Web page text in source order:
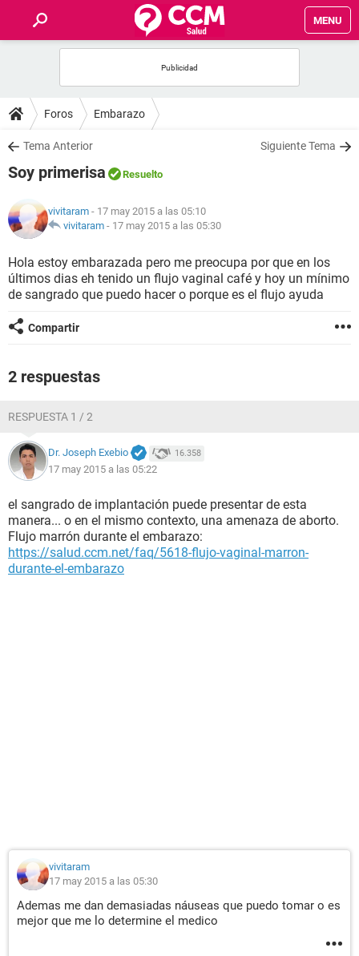
MENU
FOROS
SALUD
FAMILIA
NUTRICIÓN
BIENESTAR
Foros Embarazo
Tema Anterior Siguiente Tema
Soy primerisa Resuelto
vivitaram - 17 may 2015 a las 05:10
vivitaram - 17 may 2015 a las 05:30
Hola estoy embarazada pero me preocupa por que en los
últimos dias eh tenido un flujo vaginal café y hoy un mínimo
de sangrado que puedo hacer o porque es el flujo ayuda
Compartir
2 respuestas
RESPUESTA 1 / 2
Dr. Joseph Exebio 16.358
17 may 2015 a las 05:22
el sangrado de implantación puede presentar de esta
manera... o en el mismo contexto, una amenaza de aborto.
Flujo marrón durante el embarazo:
https://salud.ccm.net/faq/5618-flujo-vaginal-marron-
durante-el-embarazo
vivitaram
17 may 2015 a las 05:30
Ademas me dan demasiadas náuseas que puedo tomar o es
mejor que me lo determine el medico